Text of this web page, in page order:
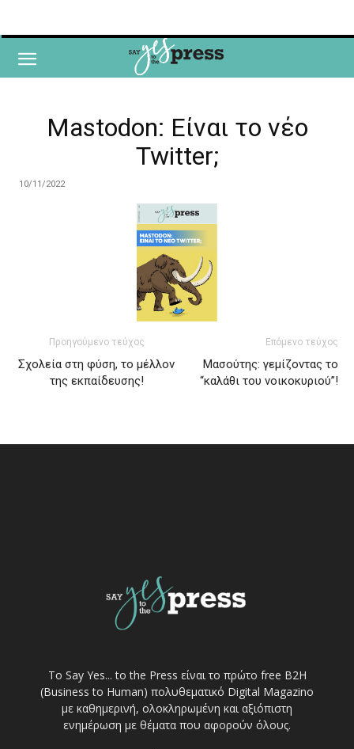
Mastodon: Είναι το νέο
Twitter;
10/11/2022
Προηγούμενο τεύχος
Σχολεία στη φύση, το μέλλον
της εκπαίδευσης!
Επόμενο τεύχος
Μασούτης: γεμίζοντας το
“καλάθι του νοικοκυριού”!
Το Say Yes... to the Press είναι το πρώτο free Β2Η
(Business to Human) πολυθεματικό Digital Magazino
με καθημερινή, ολοκληρωμένη και αξιόπιστη
ενημέρωση με θέματα που αφορούν όλους.